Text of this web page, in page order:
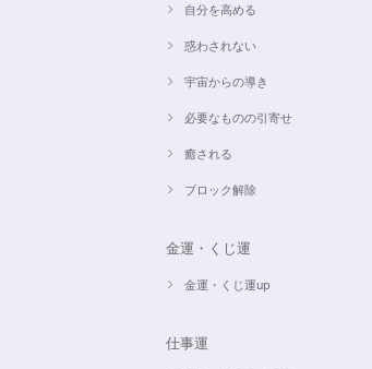
自分を高める
惑わされない
宇宙からの導き
必要なものの引寄せ
癒される
ブロック解除
金運・くじ運
金運・くじ運up
仕事運